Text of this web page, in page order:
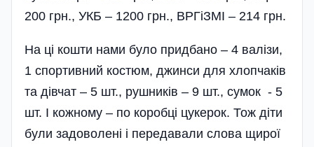
200 грн., УКБ – 1200 грн., ВРГіЗМІ – 214 грн.
На ці кошти нами було придбано – 4 валізи,
1 спортивний костюм, джинси для хлопчаків
та дівчат – 5 шт., рушників – 9 шт., сумок - 5
шт. І кожному – по коробці цукерок. Тож діти
були задоволені і передавали слова щирої